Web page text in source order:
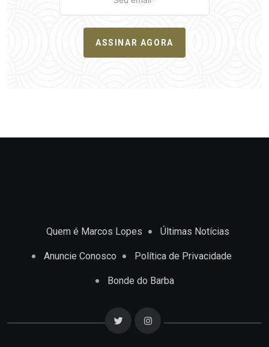
ASSINAR AGORA
Quem é Marcos Lopes Últimas Notícias
Anuncie Conosco Política de Privacidade
Bonde do Barba